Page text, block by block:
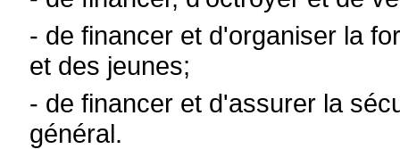
- de financer et d'organiser la
et des jeunes;
- de financer et d'assurer la
général.